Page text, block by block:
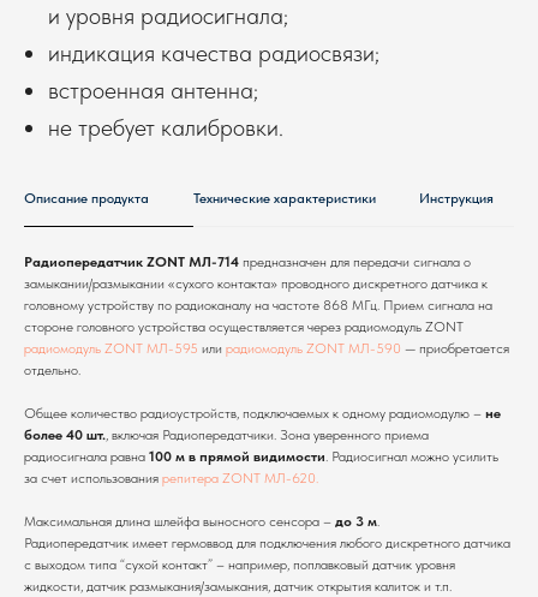
и уровня радиосигнала;
индикация качества радиосвязи;
встроенная антенна;
не требует калибровки.
Описание продукта Технические характеристики Инструкция
Радиопередатчик ZONT МЛ-714 предназначен для передачи сигнала о
замыкании/размыкании «сухого контакта» проводного дискретного датчика к
головному устройству по радиоканалу на частоте 868 МГц. Прием сигнала на
стороне головного устройства осуществляется через радиомодуль ZONT
радиомодуль ZONT МЛ-595 или радиомодуль ZONT МЛ-590 — приобретается
отдельно.
Общее количество радиоустройств, подключаемых к одному радиомодулю – не
более 40 шт., включая Радиопередатчики. Зона уверенного приема
радиосигнала равна 100 м в прямой видимости. Радиосигнал можно усилить
за счет использования репитера ZONT МЛ-620.
Максимальная длина шлейфа выносного сенсора – до 3 м.
Радиопередатчик имеет гермоввод для подключения любого дискретного датчика
с выходом типа “сухой контакт” – например, поплавковый датчик уровня
жидкости, датчик размыкания/замыкания, датчик открытия калиток и т.п.